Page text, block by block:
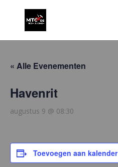
« Alle Evenementen
Havenrit
augustus 9 @ 08:30
Toevoegen aan kalender